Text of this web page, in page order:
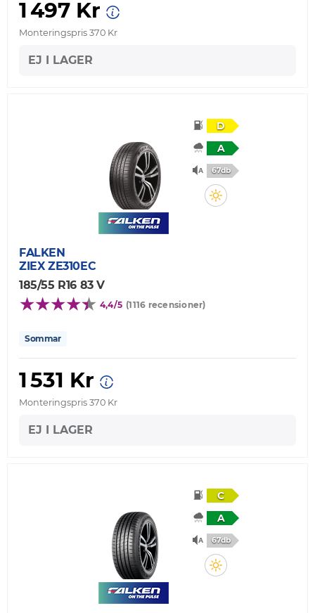
1 497 Kr
Monteringspris 370 Kr
EJ I LAGER
D
A
67db
FALKEN
ZIEX ZE310EC
185/55 R16 83 V
4,4/5 (1116 recensioner)
Sommar
1 531 Kr
Monteringspris 370 Kr
EJ I LAGER
C
A
67db